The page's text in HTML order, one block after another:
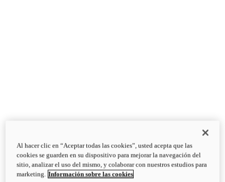
Al hacer clic en “Aceptar todas las cookies”, usted acepta que las
cookies se guarden en su dispositivo para mejorar la navegación del
sitio, analizar el uso del mismo, y colaborar con nuestros estudios para
marketing. Información sobre las cookies